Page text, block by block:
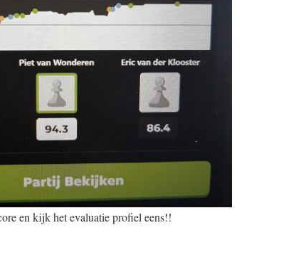
en kijk het evaluatie profiel eens!!